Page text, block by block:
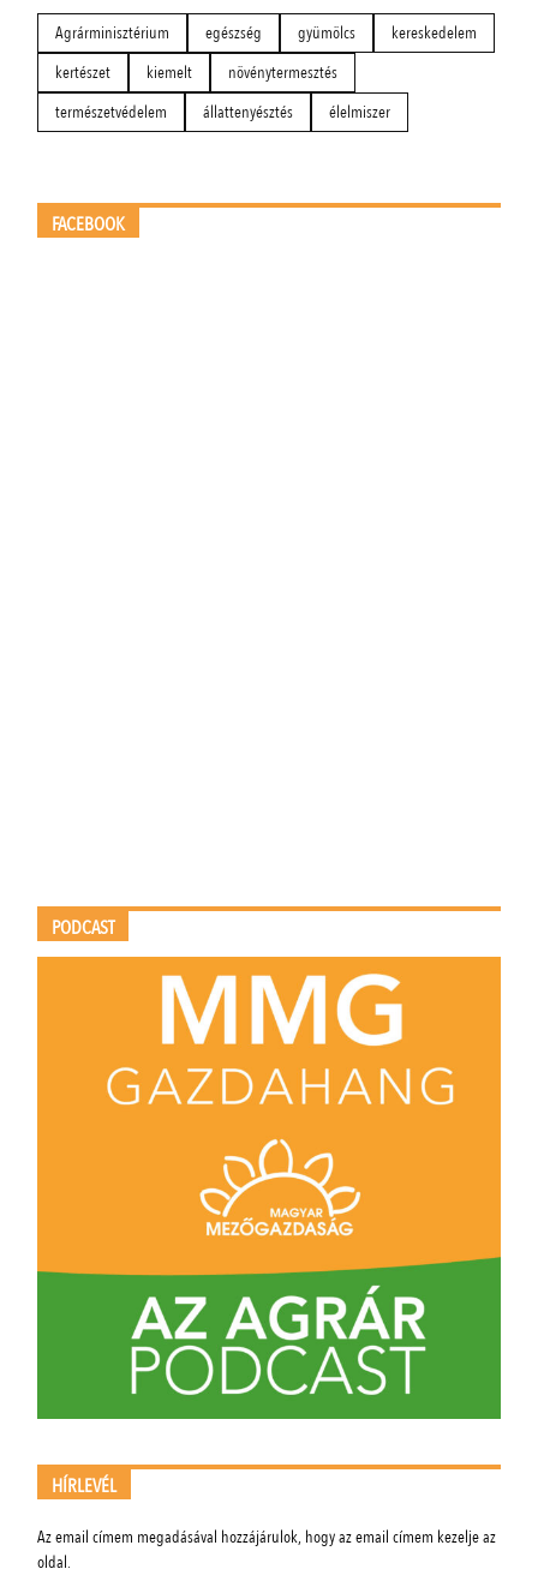
Agrárminisztérium egészség gyümölcs
kereskedelem
kertészet
kiemelt
növénytermesztés
természetvédelem
állattenyésztés élelmiszer
FACEBOOK
PODCAST
HÍRLEVÉL
Az email címem megadásával hozzájárulok, hogy az email címem kezelje az
oldal.